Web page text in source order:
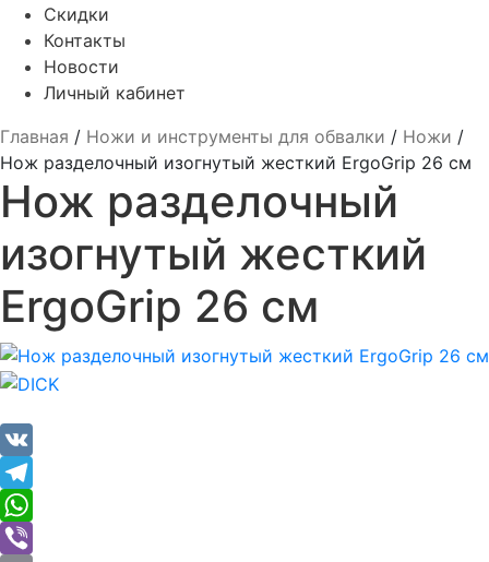
Скидки
Контакты
Новости
Личный кабинет
Главная / Ножи и инструменты для обвалки / Ножи /
Нож разделочный изогнутый жесткий ErgoGrip 26 см
Нож разделочный
изогнутый жесткий
ErgoGrip 26 см
VK
Telegram
WhatsApp